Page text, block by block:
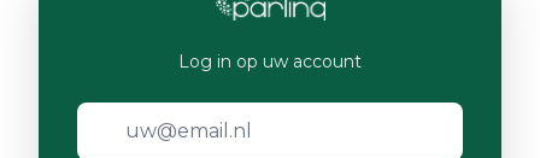
Log in op uw account